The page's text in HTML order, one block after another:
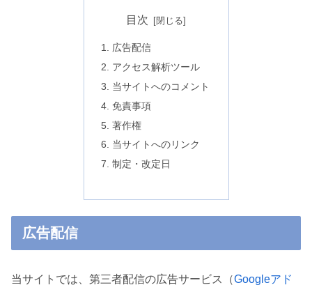
目次
広告配信
アクセス解析ツール
当サイトへのコメント
免責事項
著作権
当サイトへのリンク
制定・改定日
広告配信
当サイトでは、第三者配信の広告サービス（Googleアド